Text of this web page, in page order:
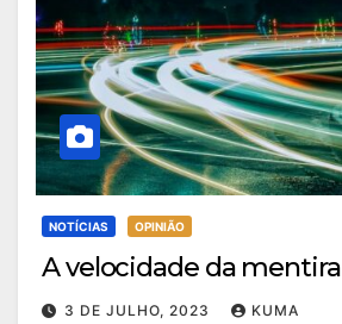
NOTÍCIAS OPINIÃO
A velocidade da mentira
3 DE JULHO, 2023 KUMA